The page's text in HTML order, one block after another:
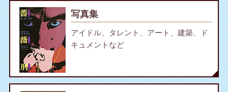
写真集
アイドル、タレント、アート、建築、ド
キュメントなど